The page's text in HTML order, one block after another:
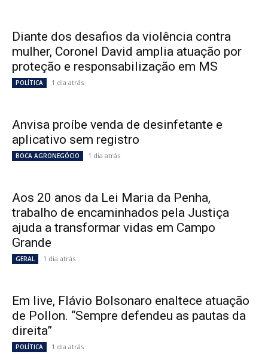
Diante dos desafios da violência contra
mulher, Coronel David amplia atuação por
proteção e responsabilização em MS
POLÍTICA 1 dia atrás
Anvisa proíbe venda de desinfetante e
aplicativo sem registro
BOCA AGRONEGÓCIO 1 dia atrás
Aos 20 anos da Lei Maria da Penha,
trabalho de encaminhados pela Justiça
ajuda a transformar vidas em Campo
Grande
GERAL 1 dia atrás
Em live, Flávio Bolsonaro enaltece atuação
de Pollon. “Sempre defendeu as pautas da
direita”
POLÍTICA 1 dia atrás